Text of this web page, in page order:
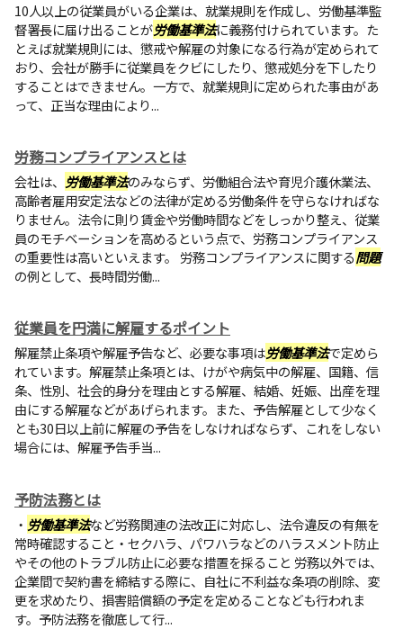
10人以上の従業員がいる企業は、就業規則を作成し、労働基準監
督署長に届け出ることが労働基準法に義務付けられています。た
とえば就業規則には、懲戒や解雇の対象になる行為が定められて
おり、会社が勝手に従業員をクビにしたり、懲戒処分を下したり
することはできません。一方で、就業規則に定められた事由があ
って、正当な理由により...
労務コンプライアンスとは
会社は、 労働基準法のみならず、労働組合法や育児介護休業法、
高齢者雇用安定法などの法律が定める労働条件を守らなければな
りません。法令に則り賃金や労働時間などをしっかり整え、従業
員のモチベーションを高めるという点で、労務コンプライアンス
の重要性は高いといえます。 労務コンプライアンスに関する問題
の例として、長時間労働...
従業員を円満に解雇するポイント
解雇禁止条項や解雇予告など、必要な事項は労働基準法で定めら
れています。解雇禁止条項とは、けがや病気中の解雇、国籍、信
条、性別、社会的身分を理由とする解雇、結婚、妊娠、出産を理
由にする解雇などがあげられます。また、予告解雇として少なく
とも30日以上前に解雇の予告をしなければならず、これをしない
場合には、解雇予告手当...
予防法務とは
・ 労働基準法など労務関連の法改正に対応し、法令違反の有無を
常時確認すること・セクハラ、パワハラなどのハラスメント防止
やその他のトラブル防止に必要な措置を採ること 労務以外では、
企業間で契約書を締結する際に、自社に不利益な条項の削除、変
更を求めたり、損害賠償額の予定を定めることなども行われま
す。予防法務を徹底して行...